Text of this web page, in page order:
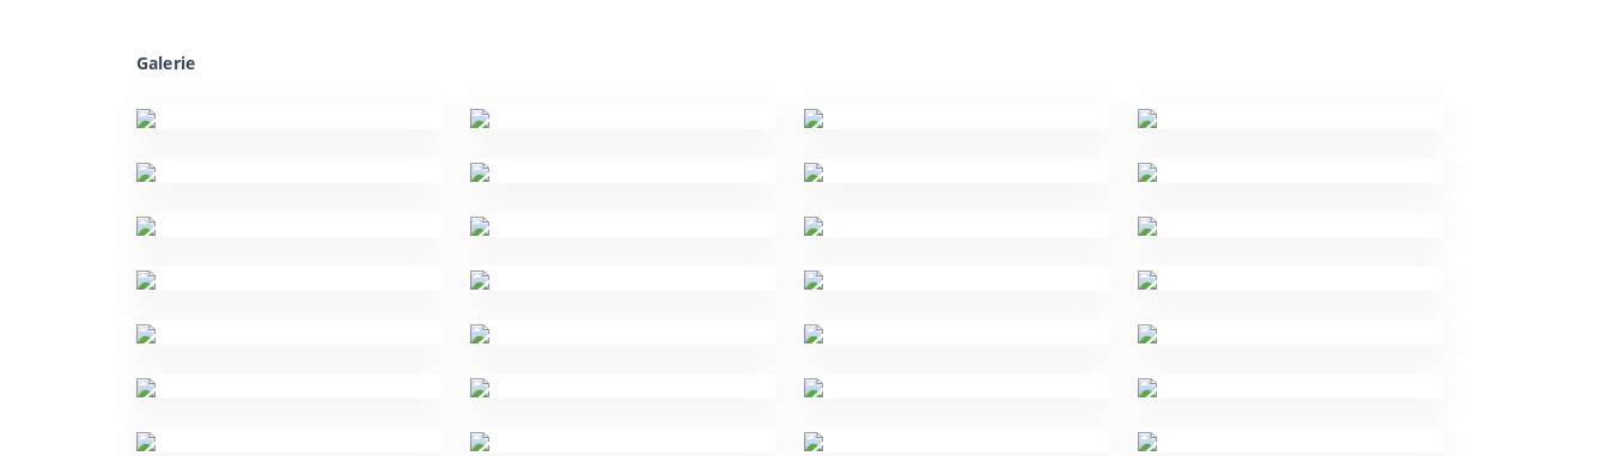
Galerie